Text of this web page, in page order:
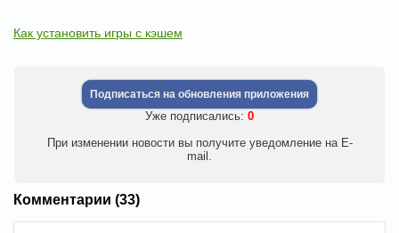
Как установить игры с кэшем
Подписаться на обновления приложения
Уже подписались: 0
При изменении новости вы получите уведомление на E-
mail.
Комментарии (33)